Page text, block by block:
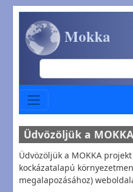
Ugrás a tartalomra
Mokka
Search
Üdvözöljük a
Üdvözöljük a MOKKA
kockázatalapú
megalapozásához)